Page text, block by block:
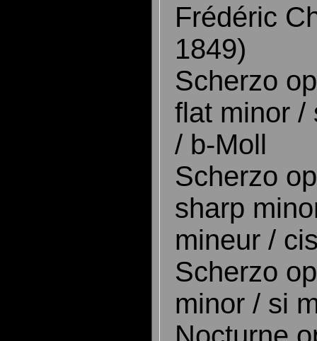
Frédéric
1849)
Scherzo
flat minor /
/ b-Moll
Scherzo
sharp
mineur /
Scherzo
minor / si